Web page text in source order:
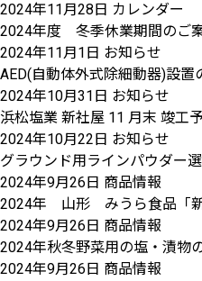
2024年11月28日 カレンダー
2024年度 冬季休業期間のご
2024年11月1日 お知らせ
AED(自動体外式除細動器)設置
2024年10月31日 お知らせ
浜松塩業 新社屋 11 月末 竣工
2024年10月22日 お知らせ
グラウンド用ラインパウダー
2024年9月26日 商品情報
2024年 山形 みうら食品「
2024年9月26日 商品情報
2024年秋冬野菜用の塩・漬
2024年9月26日 商品情報